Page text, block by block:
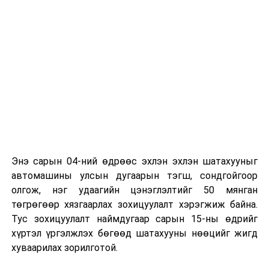
УНШСАН: 1709
ДАРААХ МЭДЭЭ
Энэ сарын 04-ний өдрөөс эхлэн эхлэн шатахууныг
автомашины улсын дугаарын тэгш, сондгойгоор
олгож, нэг удаагийн цэнэглэлтийг 50 мянган
төгрөгөөр хязгаарлах зохицуулалт хэрэгжиж байна.
Тус зохицуулалт наймдугаар сарын 15-ны өдрийг
хүртэл үргэлжлэх бөгөөд шатахууны нөөцийг жигд
хуваарилах зорилготой.